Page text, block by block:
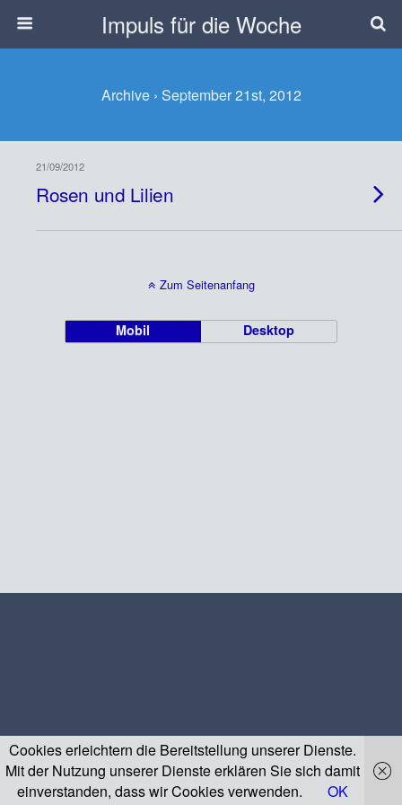
Impuls für die Woche
Archive › September 21st, 2012
21/09/2012
Rosen und Lilien
Zum Seitenanfang
Mobil Desktop
Cookies erleichtern die Bereitstellung unserer Dienste.
Mit der Nutzung unserer Dienste erklären Sie sich damit
einverstanden, dass wir Cookies verwenden.
OK